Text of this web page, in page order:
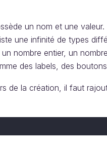
un nom et une
une infinité de types
nombre entier, un
des labels, des
de la création, il faut